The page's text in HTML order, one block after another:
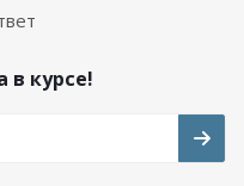
в курсе!